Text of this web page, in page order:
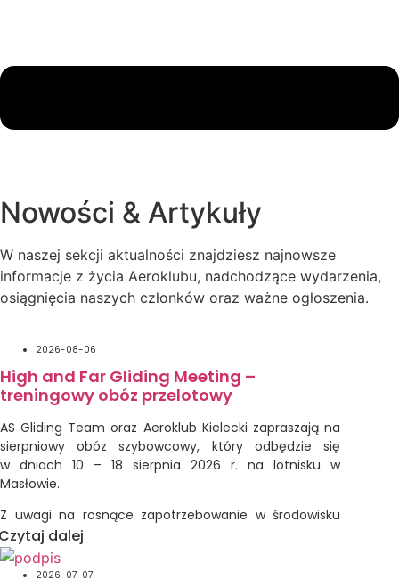
Nowości & Artykuły
W naszej sekcji aktualności znajdziesz najnowsze
informacje z życia Aeroklubu, nadchodzące wydarzenia,
osiągnięcia naszych członków oraz ważne ogłoszenia.
2026-08-06
High and Far Gliding Meeting –
treningowy obóz przelotowy
AS Gliding Team oraz Aeroklub Kielecki zapraszają na
sierpniowy obóz szybowcowy, który odbędzie się
w dniach 10 – 18 sierpnia 2026 r. na lotnisku w
Masłowie.
Z uwagi na rosnące zapotrzebowanie w środowisku
pilotów szybowcowych wydarzeniami treningowymi
ukierunkowanymi na poprawę bezpieczeństwa
w przelotach szybowcowych, obóz nasz będzie miał
dalej
2026-07-07